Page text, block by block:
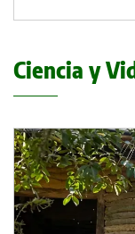
Ciencia y